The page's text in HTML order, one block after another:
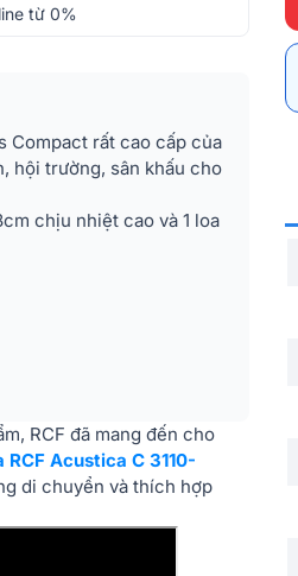
từ 0%
Compact rất cao cấp của
hội trường, sân khấu cho
chịu nhiệt cao và 1 loa
RCF đã mang đến cho
RCF Acustica C 3110-
di chuyển và thích hợp